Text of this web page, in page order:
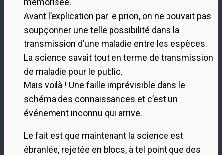
Avant l’explication par le prion, on ne pouvait pas
soupçonner une telle possibilité dans la
transmission d’une maladie entre les espèces.
La science savait tout en terme de transmission
de maladie pour le public.
Mais voilà ! Une faille imprévisible dans le
schéma des connaissances et c’est un
événement inconnu qui arrive.
Le fait est que maintenant la science est
ébranlée, rejetée en blocs, à tel point que des